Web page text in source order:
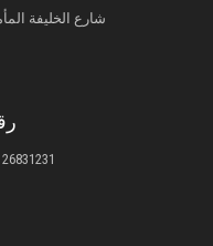
شارع الخليفة
26831231 - 26831417 - 26831474